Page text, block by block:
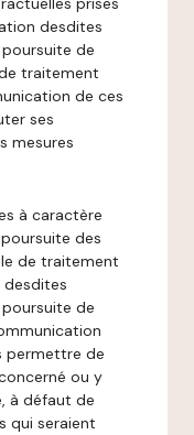
desdites
de
traitement
de ces
ses
mesures
à caractère
des
de traitement
desdites
de
permettre de
ou y
à défaut de
qui seraient